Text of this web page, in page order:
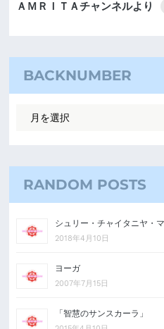
ＡＭＲＩＴＡチャンネルより
BACKNUMBER
RANDOM POSTS
シュリー・チャイタニヤ・
2018年4月10日
ヨーガ
2007年7月15日
「智慧のサンスカーラ」